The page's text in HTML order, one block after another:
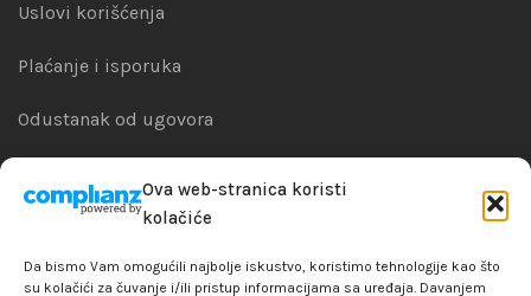
Ova web-stranica koristi
kolačiće
Da bismo Vam omogućili najbolje iskustvo, koristimo tehnologije kao što
su kolačići za čuvanje i/ili pristup informacijama sa uređaja. Davanjem
Uslovi korišćenja
Plaćanje i isporuka
Odustanak od ugovora
Reklamacije i garanacije
Politika privatnosti